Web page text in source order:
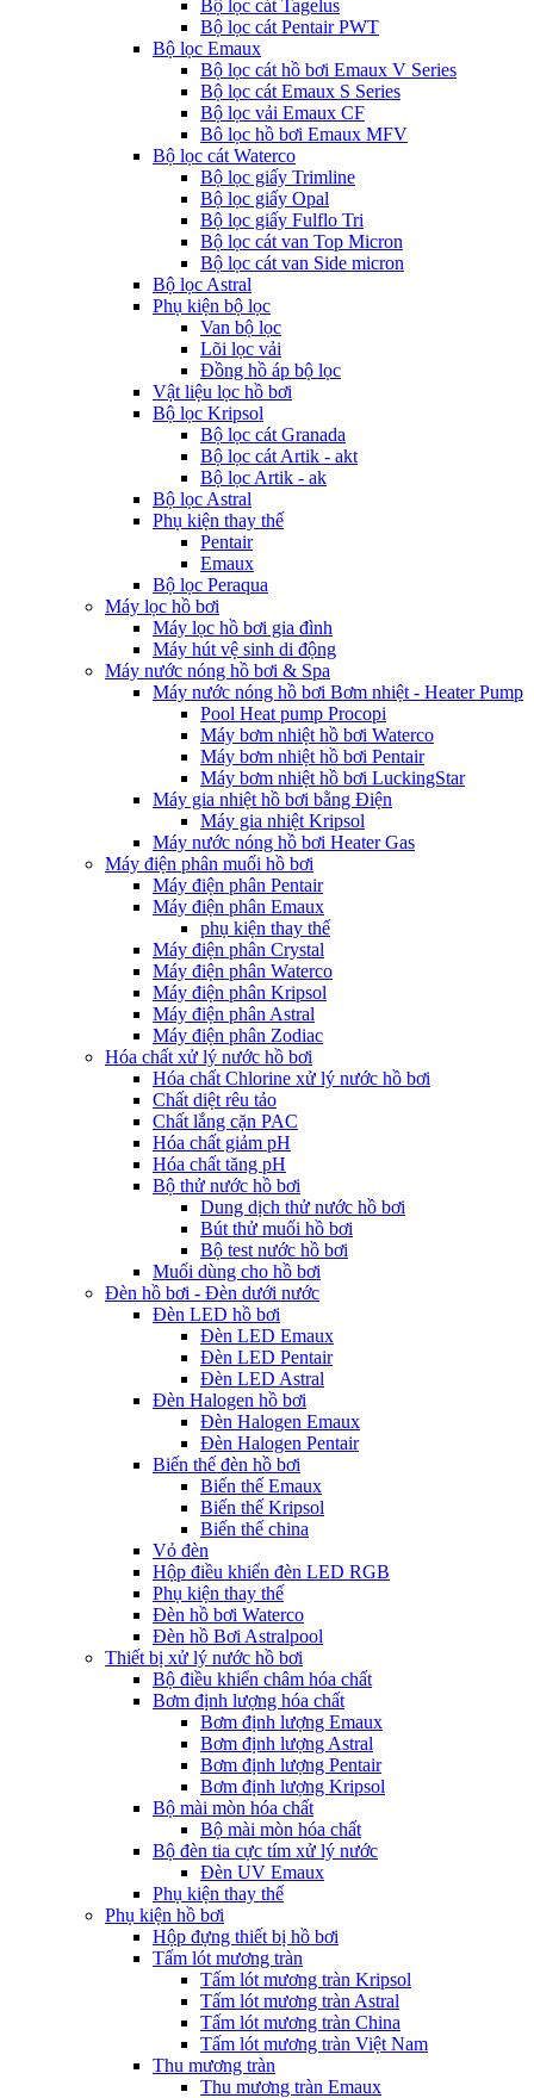
Bộ lọc cát Tagelus
Bộ lọc cát Pentair PWT
Bộ lọc Emaux
Bộ lọc cát hồ bơi Emaux V Series
Bộ lọc cát Emaux S Series
Bộ lọc vải Emaux CF
Bô lọc hồ bơi Emaux MFV
Bộ lọc cát Waterco
Bộ lọc giấy Trimline
Bộ lọc giấy Opal
Bộ lọc giấy Fulflo Tri
Bộ lọc cát van Top Micron
Bộ lọc cát van Side micron
Bộ lọc Astral
Phụ kiện bộ lọc
Van bộ lọc
Lõi lọc vải
Đồng hồ áp bộ lọc
Vật liệu lọc hồ bơi
Bộ lọc Kripsol
Bộ lọc cát Granada
Bộ lọc cát Artik - akt
Bộ lọc Artik - ak
Bộ lọc Astral
Phụ kiện thay thế
Pentair
Emaux
Bộ lọc Peraqua
Máy lọc hồ bơi
Máy lọc hồ bơi gia đình
Máy hút vệ sinh di động
Máy nước nóng hồ bơi & Spa
Máy nước nóng hồ bơi Bơm nhiệt - Heater Pump
Pool Heat pump Procopi
Máy bơm nhiệt hồ bơi Waterco
Máy bơm nhiệt hồ bơi Pentair
Máy bơm nhiệt hồ bơi LuckingStar
Máy gia nhiệt hồ bơi bằng Điện
Máy gia nhiệt Kripsol
Máy nước nóng hồ bơi Heater Gas
Máy điện phân muối hồ bơi
Máy điện phân Pentair
Máy điện phân Emaux
phụ kiện thay thế
Máy điện phân Crystal
Máy điện phân Waterco
Máy điện phân Kripsol
Máy điện phân Astral
Máy điện phân Zodiac
Hóa chất xử lý nước hồ bơi
Hóa chất Chlorine xử lý nước hồ bơi
Chất diệt rêu tảo
Chất lắng cặn PAC
Hóa chất giảm pH
Hóa chất tăng pH
Bộ thử nước hồ bơi
Dung dịch thử nước hồ bơi
Bút thử muối hồ bơi
Bộ test nước hồ bơi
Muối dùng cho hồ bơi
Đèn hồ bơi - Đèn dưới nước
Đèn LED hồ bơi
Đèn LED Emaux
Đèn LED Pentair
Đèn LED Astral
Đèn Halogen hồ bơi
Đèn Halogen Emaux
Đèn Halogen Pentair
Biến thế đèn hồ bơi
Biến thế Emaux
Biến thế Kripsol
Biến thế china
Vỏ đèn
Hộp điều khiển đèn LED RGB
Phụ kiện thay thế
Đèn hồ bơi Waterco
Đèn hồ Bơi Astralpool
Thiết bị xử lý nước hồ bơi
Bộ điều khiển châm hóa chất
Bơm định lượng hóa chất
Bơm định lượng Emaux
Bơm định lượng Astral
Bơm định lượng Pentair
Bơm định lượng Kripsol
Bộ mài mòn hóa chất
Bộ mài mòn hóa chất
Bộ đèn tia cực tím xử lý nước
Đèn UV Emaux
Phụ kiện thay thế
Phụ kiện hồ bơi
Hộp đựng thiết bị hồ bơi
Tấm lót mương tràn
Tấm lót mương tràn Kripsol
Tấm lót mương tràn Astral
Tấm lót mương tràn China
Tấm lót mương tràn Việt Nam
Thu mương tràn
Thu mương tràn Emaux